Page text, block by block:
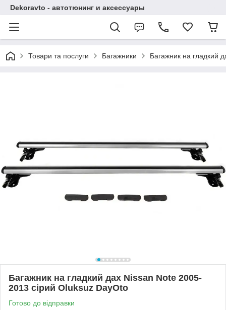
Dekoravto - автотюнинг и аксессуары
Товари та послуги Багажники Багажник на гладкий
Багажник на гладкий дах Nissan Note 2005-
2013 сірий Oluksuz DayOto
Готово до відправки